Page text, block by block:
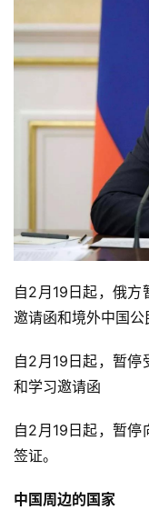
自2月19日起，俄方
邀请函和境外中国公
自2月19日起，暂停
和学习邀请函
自2月19日起，暂停
签证。
中国周边的国家